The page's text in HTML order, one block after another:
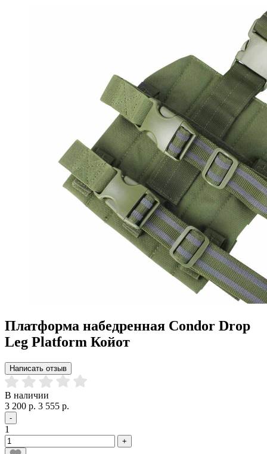
Платформа набедренная Condor Drop
Leg Platform Койот
Написать отзыв
В наличии
3 200 р. 3 555 р.
-
1
+